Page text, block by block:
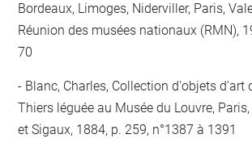
Bordeaux, Limoges, Niderviller, Paris,
Réunion des musées nationaux (RMN),
70
Blanc, Charles, Collection d'objets d'art
Thiers léguée au Musée du Louvre,
et Sigaux, 1884, p. 259, n°1387 à 1391